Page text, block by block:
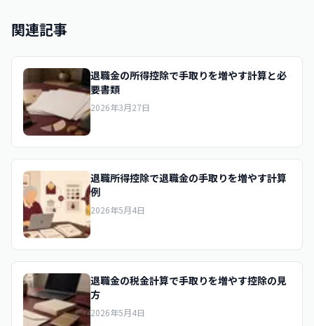
関連記事
退職金の所得控除で手取りを増やす計算と必
要書類
2026年3月27日
退職所得控除で退職金の手取りを増やす計算
例
2026年5月4日
退職金の税金計算で手取りを増やす控除の見
方
2026年5月4日